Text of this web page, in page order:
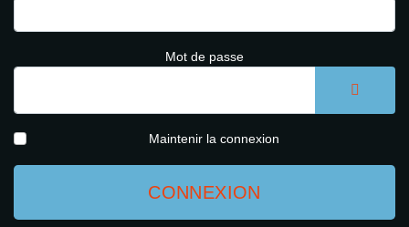
Mot de passe
Maintenir la connexion
CONNEXION